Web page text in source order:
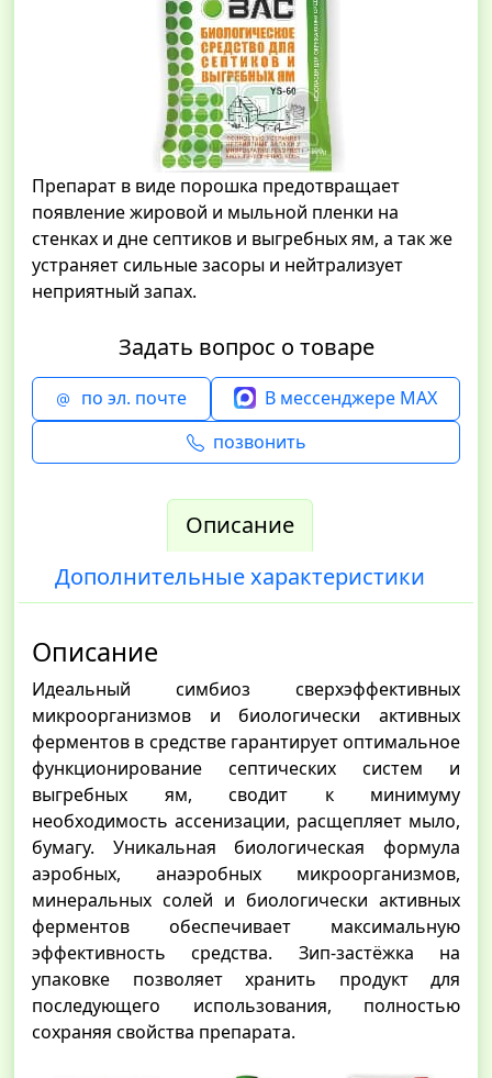
Препарат в виде порошка предотвращает
появление жировой и мыльной пленки на
стенках и дне септиков и выгребных ям, а так же
устраняет сильные засоры и нейтрализует
неприятный запах.
Задать вопрос о товаре
по эл. почте
В мессенджере MAX
позвонить
Описание
Дополнительные характеристики
Описание
Идеальный симбиоз сверхэффективных
микроорганизмов и биологически активных
ферментов в средстве гарантирует оптимальное
функционирование септических систем и
выгребных ям, сводит к минимуму
необходимость ассенизации, расщепляет мыло,
бумагу. Уникальная биологическая формула
аэробных, анаэробных микроорганизмов,
минеральных солей и биологически активных
ферментов обеспечивает максимальную
эффективность средства. Зип-застёжка на
упаковке позволяет хранить продукт для
последующего использования, полностью
сохраняя свойства препарата.